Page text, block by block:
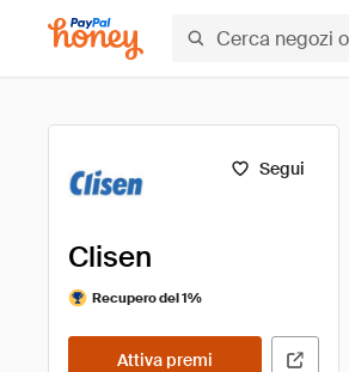
Segui
Clisen
Recupero del 1%
Attiva premi